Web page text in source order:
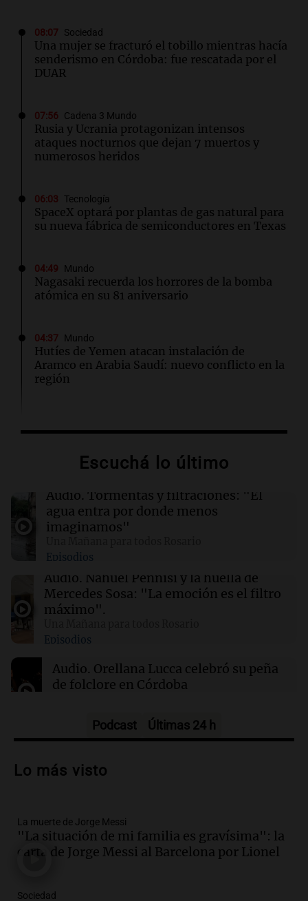
08:07 Sociedad
Una mujer se fracturó el tobillo mientras hacía
senderismo en Córdoba: fue rescatada por el
DUAR
07:56 Cadena 3 Mundo
Rusia y Ucrania protagonizan intensos
ataques nocturnos que dejan 7 muertos y
numerosos heridos
06:03 Tecnología
SpaceX optará por plantas de gas natural para
su nueva fábrica de semiconductores en Texas
04:49 Mundo
Nagasaki recuerda los horrores de la bomba
atómica en su 81 aniversario
04:37 Mundo
Hutíes de Yemen atacan instalación de
Aramco en Arabia Saudí: nuevo conflicto en la
región
Incendios forestales en Indonesia: se
Bromo Tengger Semeru
Chipre iniciará suministro de gas natural a
Europa en marzo de 2028, según su ministro
02:13 Mundo
Más de 1.300 vuelos cancelados en Shanghái
ante la llegada del tifón Dolphin
02:03
Airbnb acelera el lanzamiento de funciones
gracias a la inteligencia artificial en su
Escuchá lo último
Audio. Tormentas y filtraciones: "El
agua entra por donde menos
imaginamos"
Episodios
Audio. Nahuel Pennisi y la huella de
Mercedes Sosa: "La emoción es el filtro
máximo".
Episodios
Audio. Orellana Lucca celebró su peña
de folclore en Córdoba
Audio.Trágico accidente en Mendoza:
vehículos desde un puente
Audio.Tragedia en Mendoza: un muerto
y cinco heridos tras caer dos autos desde
un puente
Podcast Últimas 24 h
Lo más visto
La muerte de Jorge Messi
"La situación de mi familia es gravísima": la
carta de Jorge Messi al Barcelona por Lionel
Sociedad